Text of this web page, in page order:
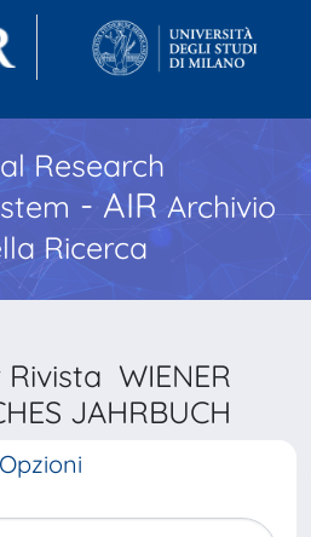
Research
- AIR Archivio
Ricerca
WIENER
JAHRBUCH
Opzioni